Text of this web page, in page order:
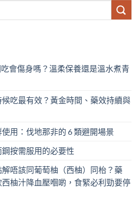
會傷身嗎？溫柔保養還是溫水煮青
吃最有效？黃金時間、藥效持續與
用：伐地那非的 6 類避開場景
按需服用的必要性
唔該同葡萄柚（西柚）同枱？藥
柚汁降血壓嗰啲，食緊必利勁要停